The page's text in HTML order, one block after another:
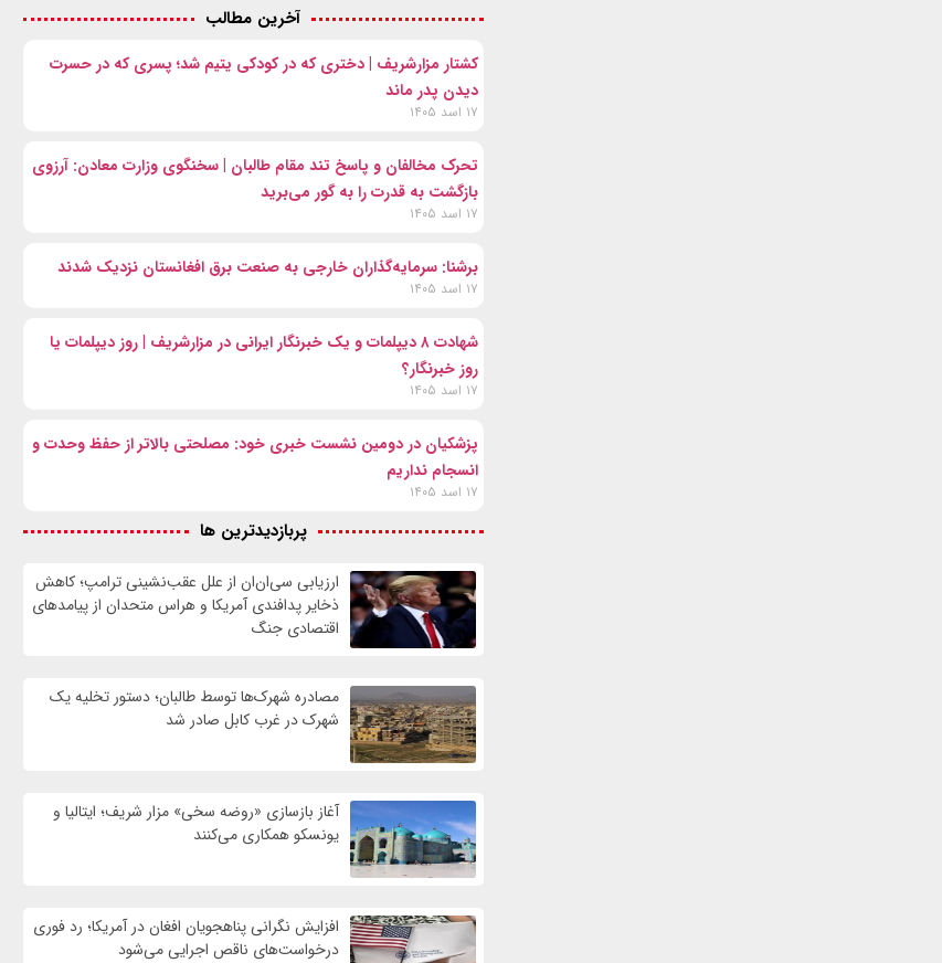
آخرین مطالب
کشتار مزارشریف | دختری که در کودکی یتیم شد؛ پسری که در حسرت
دیدن پدر ماند
۱۷ اسد ۱۴۰۵
تحرک مخالفان و پاسخ تند مقام طالبان | سخنگوی وزارت معادن: آرزوی
بازگشت به قدرت را به گور می‌برید
۱۷ اسد ۱۴۰۵
برشنا: سرمایه‌گذاران خارجی به صنعت برق افغانستان نزدیک شدند
۱۷ اسد ۱۴۰۵
شهادت ۸ دیپلمات و یک خبرنگار ایرانی در مزارشریف | روز دیپلمات یا
روز خبرنگار؟
۱۷ اسد ۱۴۰۵
پزشکیان در دومین نشست خبری خود: مصلحتی بالاتر از حفظ وحدت و
انسجام نداریم
۱۷ اسد ۱۴۰۵
پربازدیدترین ها
ارزیابی سی‌ان‌ان از علل عقب‌نشینی ترامپ؛ کاهش
ذخایر پدافندی آمریکا و هراس متحدان از پیامدهای
اقتصادی جنگ
مصادره شهرک‌ها توسط طالبان؛ دستور تخلیه یک
شهرک در غرب کابل صادر شد
آغاز بازسازی «روضه سخی» مزار شریف؛ ایتالیا و
یونسکو همکاری می‌کنند
افزایش نگرانی پناهجویان افغان در آمریکا؛ رد فوری
درخواست‌های ناقص اجرایی می‌شود